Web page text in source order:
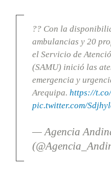
?? Con la
ambulancias y 20
el Servicio de
(SAMU) inició las
emergencia y
Arequipa. https://
pic.twitter.com/
— Agencia